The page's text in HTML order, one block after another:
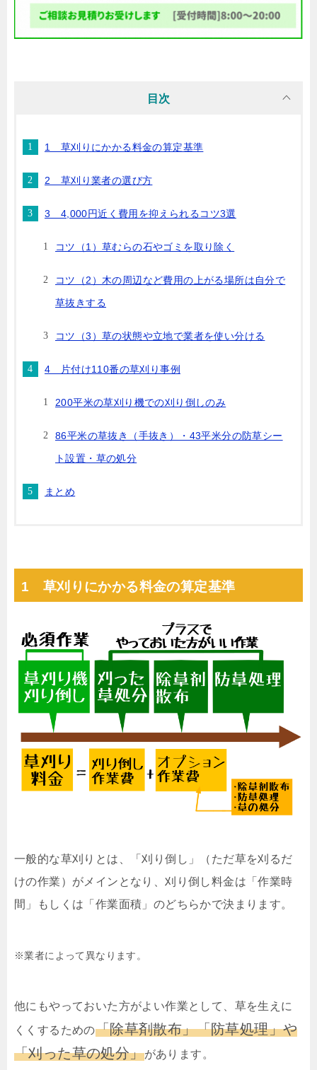
目次
1 草刈りにかかる料金の算定基準
2 草刈り業者の選び方
3 4,000円近く費用を抑えられるコツ3選
コツ（1）草むらの石やゴミを取り除く
コツ（2）木の周辺など費用の上がる場所は自分で
草抜きする
コツ（3）草の状態や立地で業者を使い分ける
4 片付け110番の草刈り事例
200平米の草刈り機での刈り倒しのみ
86平米の草抜き（手抜き）・43平米分の防草シー
ト設置・草の処分
まとめ
1 草刈りにかかる料金の算定基準
一般的な草刈りとは、「刈り倒し」（ただ草を刈るだ
けの作業）がメインとなり、刈り倒し料金は「作業時
間」もしくは「作業面積」のどちらかで決まります。
※業者によって異なります。
他にもやっておいた方がよい作業として、草を生えに
くくするための「除草剤散布」「防草処理」や
「刈った草の処分」があります。